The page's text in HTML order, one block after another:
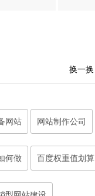
换一换
网站 网站制作公司
何做 百度权重值划算